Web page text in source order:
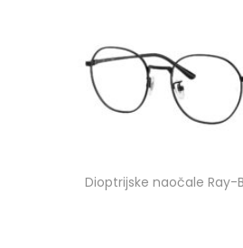
Dioptrijske naočale Ray-